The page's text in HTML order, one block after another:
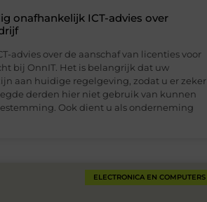
onafhankelijk ICT-advies over
advies over de aanschaf van licenties voor
bij OnnIT. Het is belangrijk dat uw
aan huidige regelgeving, zodat u er zeker
derden hier niet gebruik van kunnen
Ook dient u als onderneming
ELECTRONICA EN COMPUTERS